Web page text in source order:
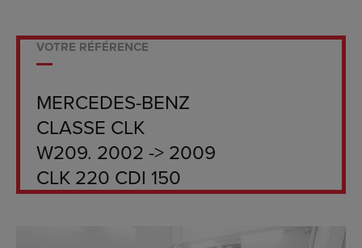
VOTRE RÉFÉRENCE
MERCEDES-BENZ
CLASSE CLK
W209. 2002 -> 2009
CLK 220 CDI 150